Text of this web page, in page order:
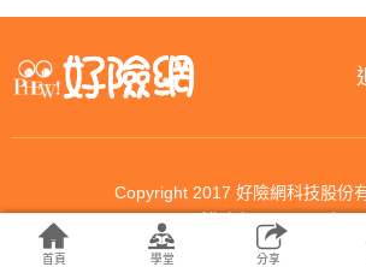
Copyright 2017 好險網科技股份
All rights reserved.